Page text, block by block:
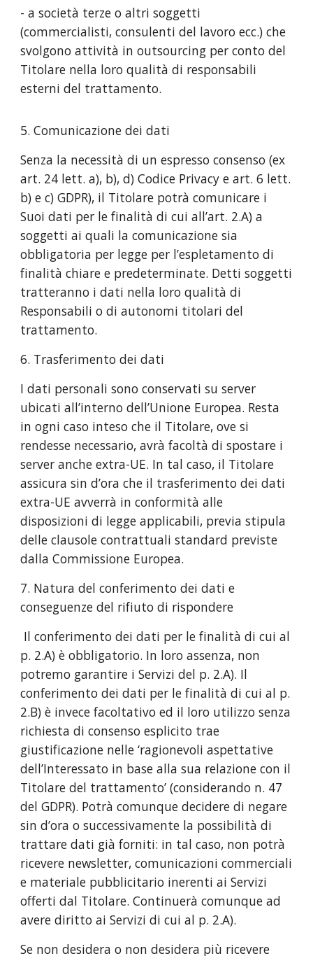
- a società terze o altri soggetti
(commercialisti, consulenti del lavoro ecc.) che
svolgono attività in outsourcing per conto del
Titolare nella loro qualità di responsabili
esterni del trattamento.
5. Comunicazione dei dati
Senza la necessità di un espresso consenso (ex
art. 24 lett. a), b), d) Codice Privacy e art. 6 lett.
b) e c) GDPR), il Titolare potrà comunicare i
Suoi dati per le finalità di cui all’art. 2.A) a
soggetti ai quali la comunicazione sia
obbligatoria per legge per l’espletamento di
finalità chiare e predeterminate. Detti soggetti
tratteranno i dati nella loro qualità di
Responsabili o di autonomi titolari del
trattamento.
6. Trasferimento dei dati
I dati personali sono conservati su server
ubicati all’interno dell’Unione Europea. Resta
in ogni caso inteso che il Titolare, ove si
rendesse necessario, avrà facoltà di spostare i
server anche extra-UE. In tal caso, il Titolare
assicura sin d’ora che il trasferimento dei dati
extra-UE avverrà in conformità alle
disposizioni di legge applicabili, previa stipula
delle clausole contrattuali standard previste
dalla Commissione Europea.
7. Natura del conferimento dei dati e
conseguenze del rifiuto di rispondere
Il conferimento dei dati per le finalità di cui al
p. 2.A) è obbligatorio. In loro assenza, non
potremo garantire i Servizi del p. 2.A). Il
conferimento dei dati per le finalità di cui al p.
2.B) è invece facoltativo ed il loro utilizzo senza
richiesta di consenso esplicito trae
giustificazione nelle ‘ragionevoli aspettative
dell’Interessato in base alla sua relazione con il
Titolare del trattamento’ (considerando n. 47
del GDPR). Potrà comunque decidere di negare
sin d’ora o successivamente la possibilità di
trattare dati già forniti: in tal caso, non potrà
ricevere newsletter, comunicazioni commerciali
e materiale pubblicitario inerenti ai Servizi
offerti dal Titolare. Continuerà comunque ad
avere diritto ai Servizi di cui al p. 2.A).
Se non desidera o non desidera più ricevere